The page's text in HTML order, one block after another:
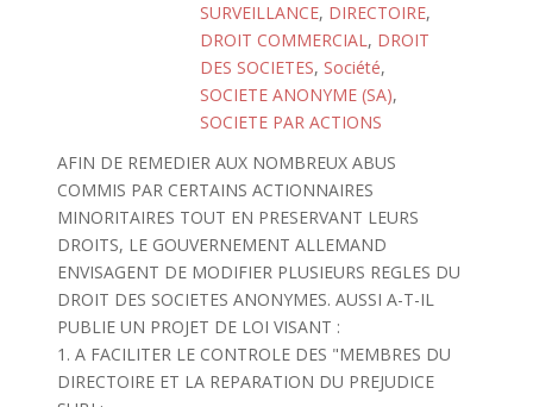
SURVEILLANCE, DIRECTOIRE,
DROIT COMMERCIAL, DROIT
DES SOCIETES, Société,
SOCIETE ANONYME (SA),
SOCIETE PAR ACTIONS
AFIN DE REMEDIER AUX NOMBREUX ABUS
COMMIS PAR CERTAINS ACTIONNAIRES
MINORITAIRES TOUT EN PRESERVANT LEURS
DROITS, LE GOUVERNEMENT ALLEMAND
ENVISAGENT DE MODIFIER PLUSIEURS REGLES DU
DROIT DES SOCIETES ANONYMES. AUSSI A-T-IL
PUBLIE UN PROJET DE LOI VISANT :
1. A FACILITER LE CONTROLE DES "MEMBRES DU
DIRECTOIRE ET LA REPARATION DU PREJUDICE